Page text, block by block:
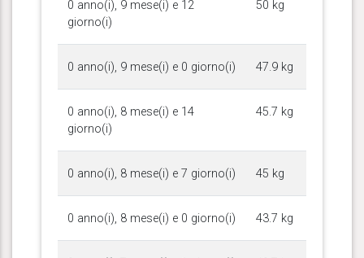
0 anno(i), 9 mese(i) e 12
giorno(i)
50 kg
0 anno(i), 9 mese(i) e 0 giorno(i) 47.9 kg
0 anno(i), 8 mese(i) e 14
giorno(i)
45.7 kg
0 anno(i), 8 mese(i) e 7 giorno(i) 45 kg
0 anno(i), 8 mese(i) e 0 giorno(i) 43.7 kg